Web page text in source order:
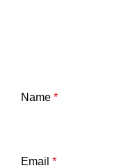
Name *
Email *